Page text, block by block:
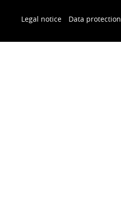
Legal notice Data protection